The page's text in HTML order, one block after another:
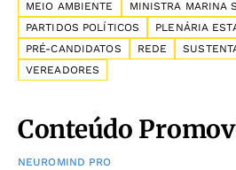
MEIO AMBIENTE
MINISTRA MARINA
PARTIDOS POLÍTICOS
PLENÁRIA
PRÉ-CANDIDATOS
REDE
VEREADORES